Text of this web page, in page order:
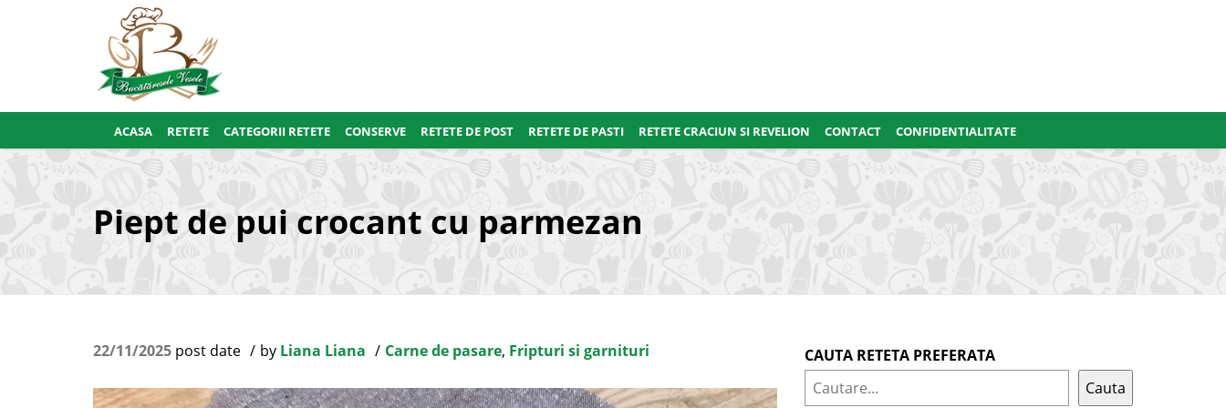
ACASA RETETE CATEGORII RETETE CONSERVE RETETE DE POST RETETE DE PASTI RETETE CRACIUN SI REVELION CONTACT CONFIDENTIALITATE
Piept de pui crocant cu parmezan
22/11/2025 post date by Liana Liana Carne de pasare, Fripturi si garnituri
CAUTA RETETA PREFERATA
Cauta